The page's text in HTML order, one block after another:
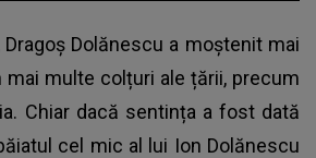
Dolănescu a moștenit mai
mai multe colțuri ale țării, precum
Chiar dacă sentința a fost dată
cel mic al lui Ion Dolănescu